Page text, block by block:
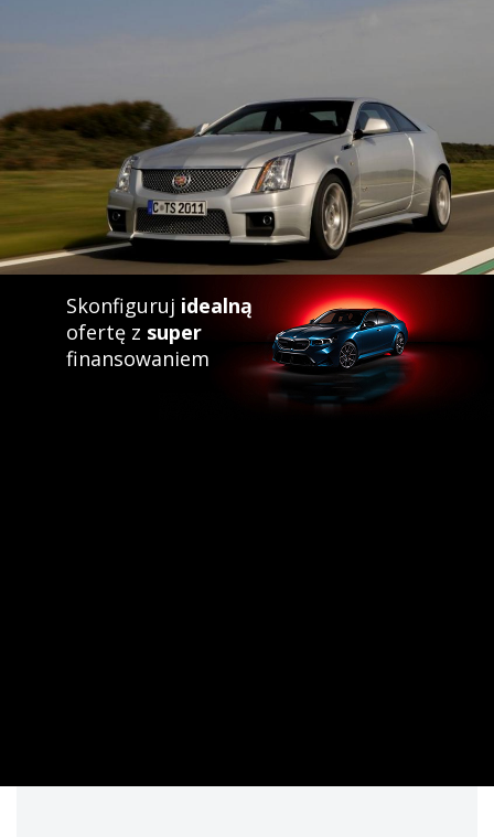
Skonfiguruj idealną
ofertę z super
finansowaniem